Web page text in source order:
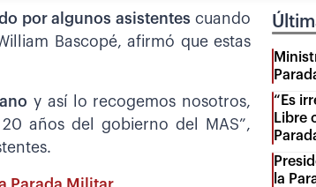
por algunos asistentes cuando
Bascopé, afirmó que estas
y así lo recogemos nosotros,
años del gobierno del MAS”,
“Es
Libre
la